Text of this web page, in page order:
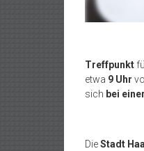
Treffpunkt
etwa 9 Uhr
sich bei einer
DieStadt